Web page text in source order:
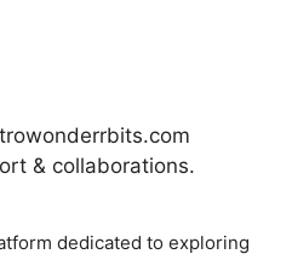
& collaborations.
dedicated to exploring